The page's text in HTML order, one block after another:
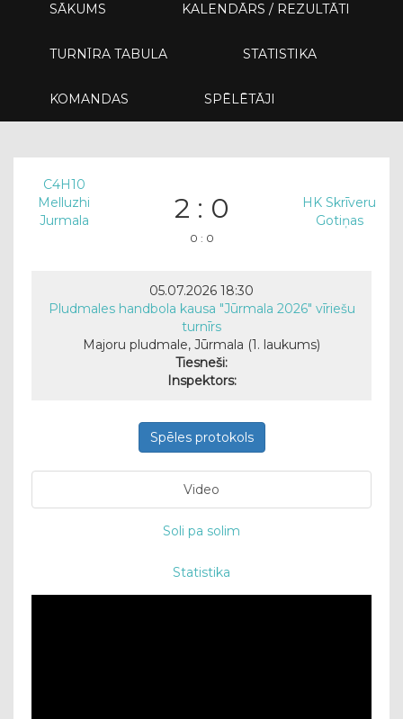
SĀKUMS KALENDĀRS / REZULTĀTI
TURNĪRA TABULA STATISTIKA
KOMANDAS SPĒLĒTĀJI
C4H10
Melluzhi
Jurmala
2 : 0
0 : 0
HK Skrīveru
Gotiņas
05.07.2026 18:30
Pludmales handbola kausa "Jūrmala 2026" vīriešu
turnīrs
Majoru pludmale, Jūrmala (1. laukums)
Tiesneši:
Inspektors:
Spēles protokols
Video
Soli pa solim
Statistika